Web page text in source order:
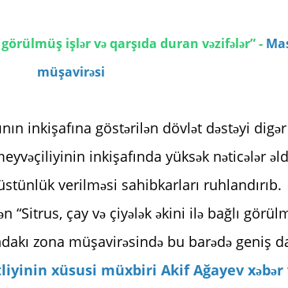
işlər və qarşıda duran vəzifələr” -
müşavirəsi
inkişafına göstərilən dövlət dəstəyi
inkişafında yüksək nəticələr
verilməsi sahibkarları ruhlandırıb.
“Sitrus, çay və çiyələk əkini ilə bağlı
zona müşavirəsində bu barədə geniş
xüsusi müxbiri Akif Ağayev